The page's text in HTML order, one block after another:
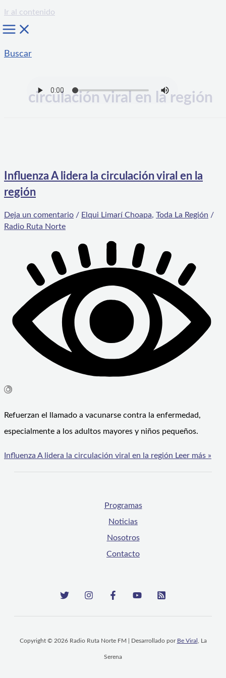
Ir al contenido
Buscar
circulación viral en la región
Influenza A lidera la circulación viral en la
región
Deja un comentario / Elqui Limarí Choapa, Toda La Región /
Radio Ruta Norte
Refuerzan el llamado a vacunarse contra la enfermedad,
especialmente a los adultos mayores y niños pequeños.
Influenza A lidera la circulación viral en la región Leer más »
Programas
Noticias
Nosotros
Contacto
Copyright © 2026 Radio Ruta Norte FM | Desarrollado por Be Viral , La
Serena